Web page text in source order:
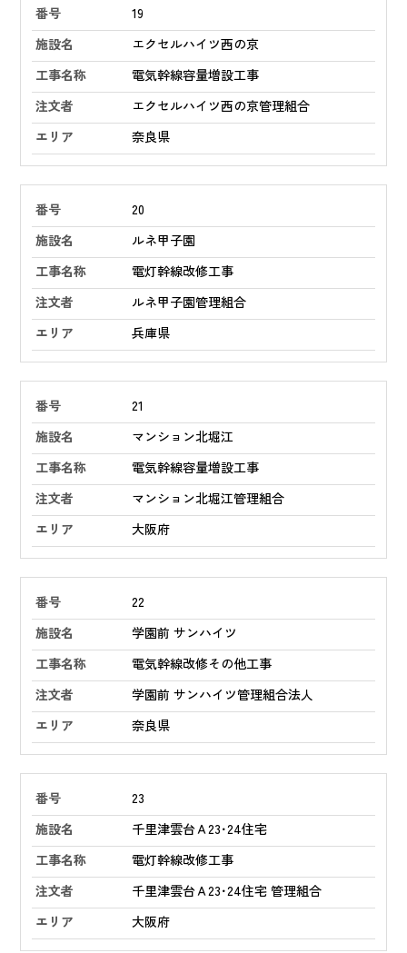
19
エクセルハイツ西の京
電気幹線容量増設工事
エクセルハイツ西の京管理組合
奈良県
20
ルネ甲子園
電灯幹線改修工事
ルネ甲子園管理組合
兵庫県
21
マンション北堀江
電気幹線容量増設工事
マンション北堀江管理組合
大阪府
22
学園前 サンハイツ
電気幹線改修その他工事
学園前 サンハイツ管理組合法人
奈良県
23
千里津雲台Ａ23･24住宅
電灯幹線改修工事
千里津雲台Ａ23･24住宅 管理組合
大阪府